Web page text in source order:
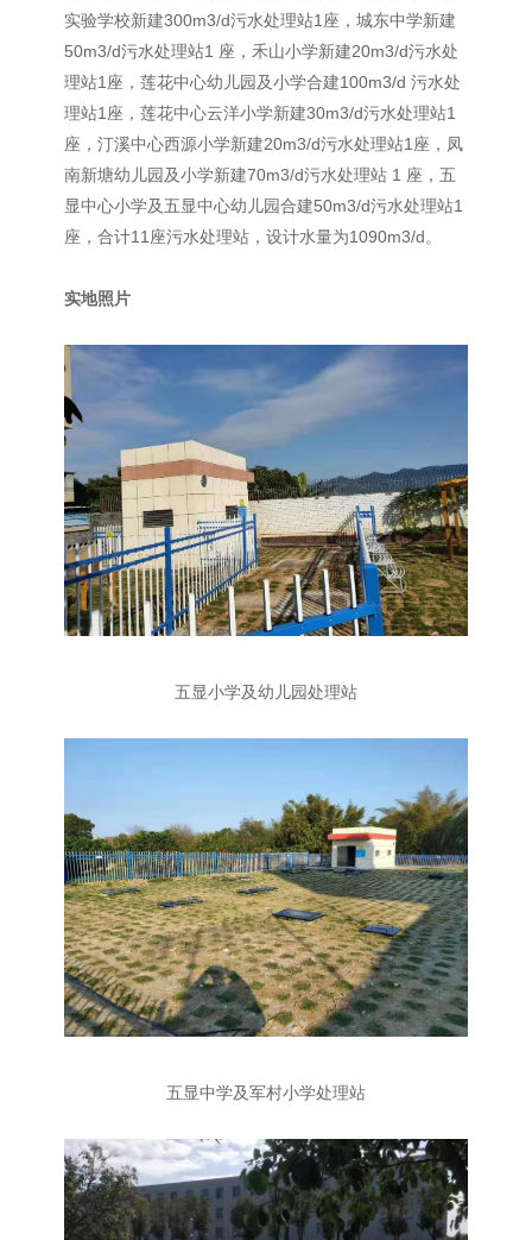
实验学校新建300m3/d污水处理站1座，城东中学新建
50m3/d污水处理站1 座，禾山小学新建20m3/d污水处
理站1座，莲花中心幼儿园及小学合建100m3/d 污水处
理站1座，莲花中心云洋小学新建30m3/d污水处理站1
座，汀溪中心西源小学新建20m3/d污水处理站1座，凤
南新塘幼儿园及小学新建70m3/d污水处理站 1 座，五
显中心小学及五显中心幼儿园合建50m3/d污水处理站1
座，合计11座污水处理站，设计水量为1090m3/d。
实地照片
五显小学及幼儿园处理站
五显中学及军村小学处理站